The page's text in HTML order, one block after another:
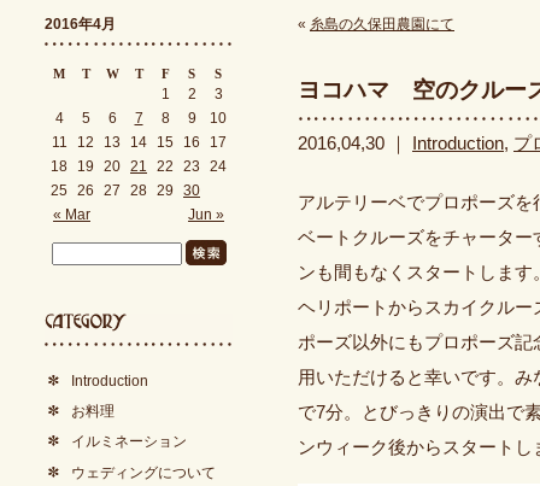
« 糸島の久保田農園にて
ヨコハマ 空のクルー
2016,04,30 ｜ Introduction, プ
アルテリーベでプロポーズ
ベートクルーズをチャータ
ンも間もなくスタートしま
ヘリポートからスカイクル
ポーズ以外にもプロポーズ
用いただけると幸いです。
で7分。とびっきりの演出で
ンウィーク後からスタートし
2016年4月
M T W T F S S
« Mar Jun »
1 2
3
4
5 6 7 8 9
10
11
12 13 14 15 16
17
18
19 20 21 22 23
24
25 26 27 28 29 30
Introduction
お料理
イルミネーション
ウェディングについて